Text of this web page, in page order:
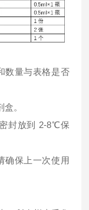
数量与表格是否
。
封放到 2-8℃保
确保上一次使用